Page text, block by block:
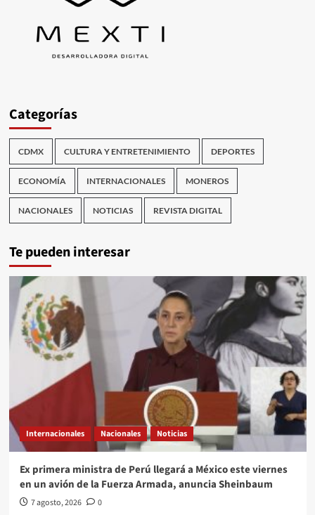
Categorías
CDMX CULTURA Y ENTRETENIMIENTO DEPORTES
ECONOMÍA INTERNACIONALES MONEROS
NACIONALES NOTICIAS REVISTA DIGITAL
Te pueden interesar
Internacionales Nacionales Noticias
Ex primera ministra de Perú llegará a México este viernes
en un avión de la Fuerza Armada, anuncia Sheinbaum
7 agosto, 2026 0